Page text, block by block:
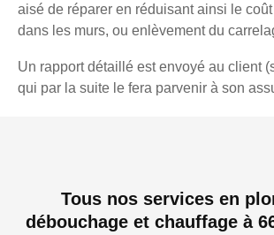
aisé de réparer en réduisant ainsi le
dans les murs, ou enlèvement du
Un rapport détaillé est envoyé au client
qui par la suite le fera parvenir à son
Tous nos services en
débouchage et chauffage à